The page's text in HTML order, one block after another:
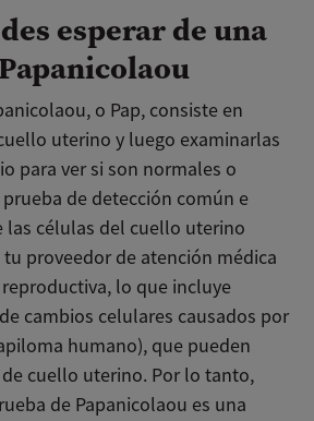
esperar de una
o Pap, consiste en
uterino y luego examinarlas
para ver si son normales o
de detección común e
las células del cuello uterino
proveedor de atención médica
lo que incluye
cambios celulares causados por
humano), que pueden
cuello uterino. Por lo tanto,
de Papanicolaou es una